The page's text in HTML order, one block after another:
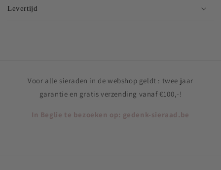
Levertijd
Voor alle sieraden in de webshop geldt : twee jaar
garantie en gratis verzending vanaf €100,-!
In Beglie te bezoeken op: gedenk-sieraad.be